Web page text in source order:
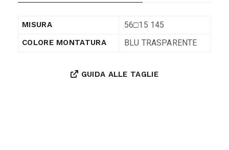
MISURA 56□15 145
COLORE MONTATURA BLU TRASPARENTE
GUIDA ALLE TAGLIE